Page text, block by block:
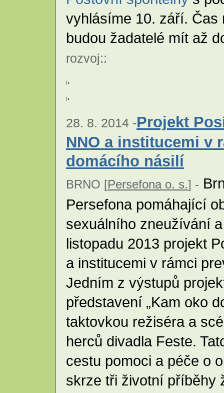
vyhlásíme 10. září. Čas
budou žadatelé mít až
rozvoj::
28. 8. 2014 -Projekt
NNO a institucemi v
domácího násilí
BRNO [Persefona o. s.] -
Persefona pomáhající
sexuálního zneužívání
listopadu 2013 projekt
a institucemi v rámci
Jedním z výstupů
představení „Kam oko
taktovkou režiséra a
herců divadla Feste.
cestu pomoci a péče o
skrze tři životní příběhy